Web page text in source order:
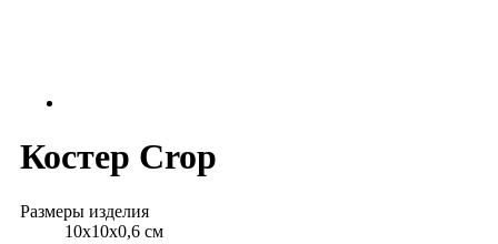
Костер Crop
Размеры изделия
10х10х0,6 см